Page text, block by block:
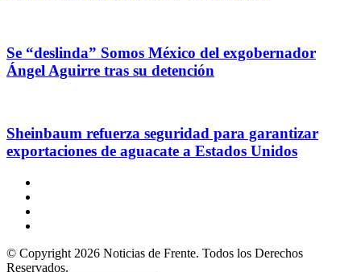
Se “deslinda” Somos México del exgobernador
Ángel Aguirre tras su detención
Sheinbaum refuerza seguridad para garantizar
exportaciones de aguacate a Estados Unidos
© Copyright 2026 Noticias de Frente. Todos los Derechos
Reservados.